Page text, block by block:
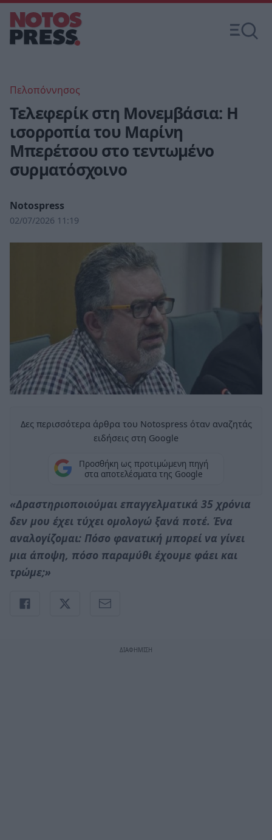
Πελοπόννησος
Τελεφερίκ στη Μονεμβάσια: Η
ισορροπία του Μαρίνη
Μπερέτσου στο τεντωμένο
συρματόσχοινο
Notospress
02/07/2026 11:19
Δες περισσότερα άρθρα του Notospress όταν αναζητάς
ειδήσεις στη Google
Προσθήκη ως προτιμώμενη πηγή
στα αποτελέσματα της Google
«Δραστηριοποιούμαι επαγγελματικά 35 χρόνια
δεν μου έχει τύχει ομολογώ ξανά ποτέ. Ένα
αναλογίζομαι: Πόσο φανατική μπορεί να γίνει
μια άποψη, πόσο παραμύθι έχουμε φάει και
τρώμε;»